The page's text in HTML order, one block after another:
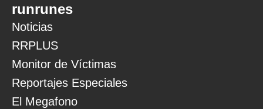
runrunes
Noticias
RRPLUS
Monitor de Víctimas
Reportajes Especiales
El Megafono